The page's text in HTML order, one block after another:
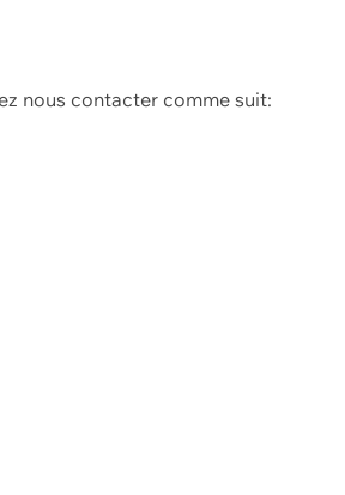
nous contacter comme suit: